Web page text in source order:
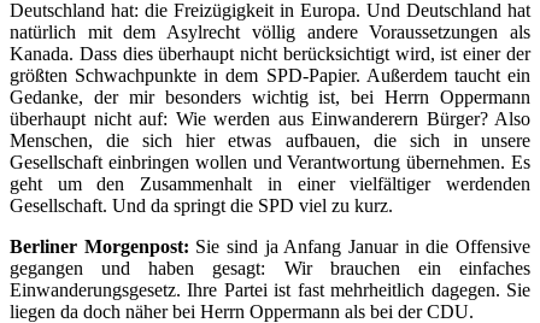
Deutschland hat: die Freizügigkeit in Europa. Und Deutschland hat
natürlich mit dem Asylrecht völlig andere Voraussetzungen als
Kanada. Dass dies überhaupt nicht berücksichtigt wird, ist einer der
größten Schwachpunkte in dem SPD-Papier. Außerdem taucht ein
Gedanke, der mir besonders wichtig ist, bei Herrn Oppermann
überhaupt nicht auf: Wie werden aus Einwanderern Bürger? Also
Menschen, die sich hier etwas aufbauen, die sich in unsere
Gesellschaft einbringen wollen und Verantwortung übernehmen. Es
geht um den Zusammenhalt in einer vielfältiger werdenden
Gesellschaft. Und da springt die SPD viel zu kurz.
Berliner Morgenpost: Sie sind ja Anfang Januar in die Offensive
gegangen und haben gesagt: Wir brauchen ein einfaches
Einwanderungsgesetz. Ihre Partei ist fast mehrheitlich dagegen. Sie
liegen da doch näher bei Herrn Oppermann als bei der CDU.